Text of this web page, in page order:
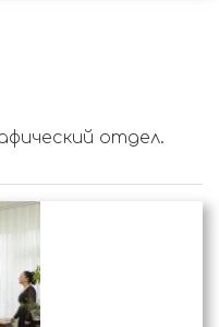
отдел.